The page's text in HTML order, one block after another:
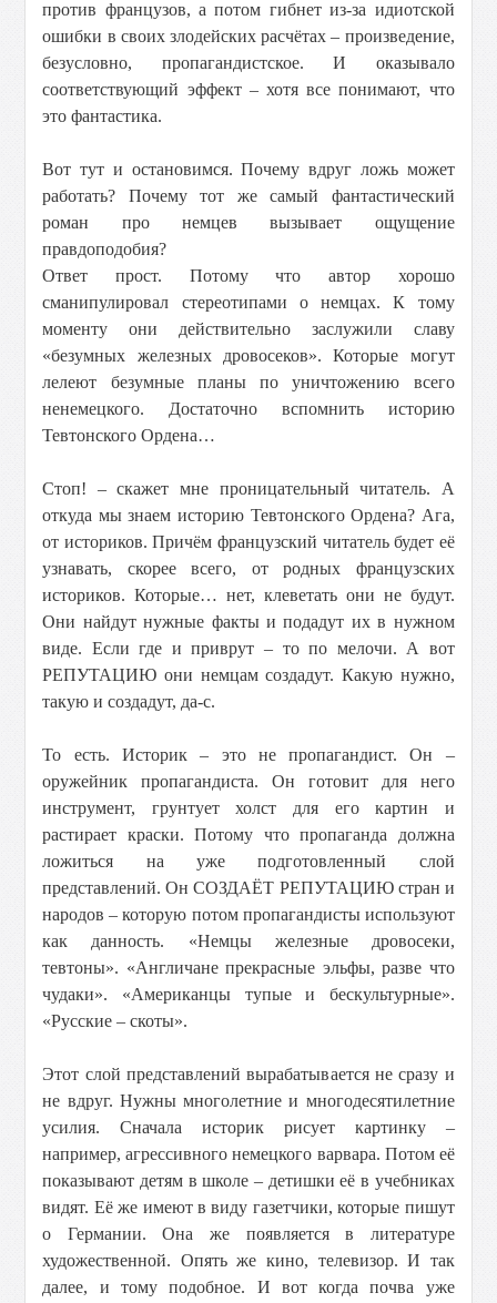
против французов, а потом гибнет из-за идиотской
ошибки в своих злодейских расчётах – произведение,
безусловно, пропагандистское. И оказывало
соответствующий эффект – хотя все понимают, что
это фантастика.
Вот тут и остановимся. Почему вдруг ложь может
работать? Почему тот же самый фантастический
роман про немцев вызывает ощущение
правдоподобия?
Ответ прост. Потому что автор хорошо
сманипулировал стереотипами о немцах. К тому
моменту они действительно заслужили славу
«безумных железных дровосеков». Которые могут
лелеют безумные планы по уничтожению всего
ненемецкого. Достаточно вспомнить историю
Тевтонского Ордена…
Стоп! – скажет мне проницательный читатель. А
откуда мы знаем историю Тевтонского Ордена? Ага,
от историков. Причём французский читатель будет её
узнавать, скорее всего, от родных французских
историков. Которые… нет, клеветать они не будут.
Они найдут нужные факты и подадут их в нужном
виде. Если где и приврут – то по мелочи. А вот
РЕПУТАЦИЮ они немцам создадут. Какую нужно,
такую и создадут, да-с.
То есть. Историк – это не пропагандист. Он –
оружейник пропагандиста. Он готовит для него
инструмент, грунтует холст для его картин и
растирает краски. Потому что пропаганда должна
ложиться на уже подготовленный слой
представлений. Он СОЗДАЁТ РЕПУТАЦИЮ стран и
народов – которую потом пропагандисты используют
как данность. «Немцы железные дровосеки,
тевтоны». «Англичане прекрасные эльфы, разве что
чудаки». «Американцы тупые и бескультурные».
«Русские – скоты».
Этот слой представлений вырабатывается не сразу и
не вдруг. Нужны многолетние и многодесятилетние
усилия. Сначала историк рисует картинку –
например, агрессивного немецкого варвара. Потом её
показывают детям в школе – детишки её в учебниках
видят. Её же имеют в виду газетчики, которые пишут
о Германии. Она же появляется в литературе
художественной. Опять же кино, телевизор. И так
далее, и тому подобное. И вот когда почва уже